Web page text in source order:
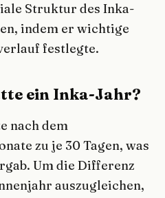
Struktur des Inka-
indem er wichtige
festlegte.
ein Inka-Jahr?
nach dem
zu je 30 Tagen, was
Um die Differenz
auszugleichen,